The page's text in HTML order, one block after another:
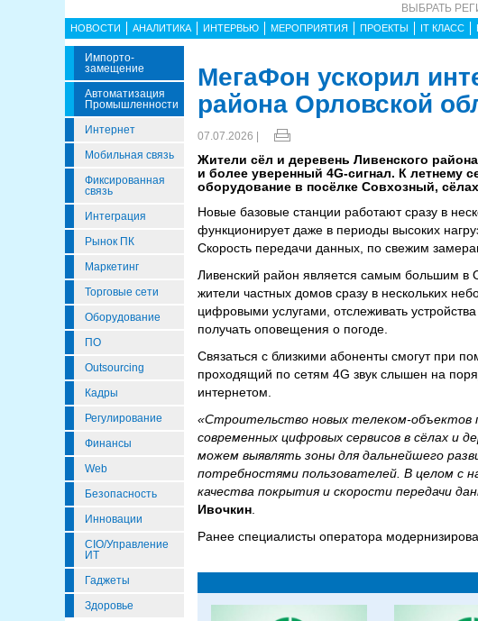
ВЫБРАТЬ
НОВОСТИ АНАЛИТИКА ИНТЕРВЬЮ МЕРОПРИЯТИЯ ПРОЕКТЫ IT КЛАСС
Импорто­
Замещение
Автоматизация
Промышленности
Интернет
Мобильная связь
Фиксированная
связь
Интеграция
Рынок ПК
Маркетинг
Торговые сети
Оборудование
ПО
Outsourcing
Кадры
Регулирование
Финансы
Web
Безопасность
Инновации
CIO/Управление
ИТ
Гаджеты
Здоровье
МегаФон ускорил
района Орловской
07.07.2026 |
Жители сёл и деревень Ливенского
и более уверенный 4G-сигнал. К летнему
оборудование в посёлке Совхозный,
Новые базовые станции работают сразу в
функционирует даже в периоды высоких
Скорость передачи данных, по свежим
Ливенский район является самым большим в
жители частных домов сразу в нескольких
цифровыми услугами, отслеживать
получать оповещения о погоде.
Связаться с близкими абоненты смогут при
проходящий по сетям 4G звук слышен на
интернетом.
«Строительство новых телеком-объектов
современных цифровых сервисов в сёлах и
можем выявлять зоны для дальнейшего
потребностями пользователей. В целом с
качества покрытия и скорости передачи
Ивочкин
Ранее специалисты оператора